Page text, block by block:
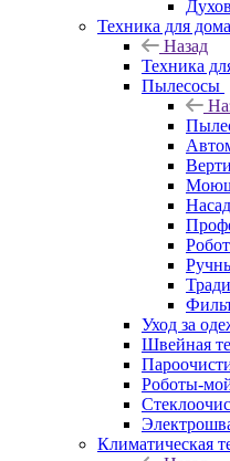
Техника для дома
Назад
Техника
Пылесосы
Уход за
Швейная
Роботы-
Климатическая